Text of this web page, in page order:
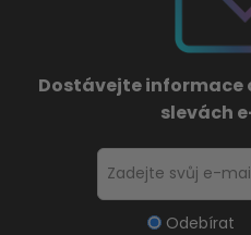
Dostávejte informace
slevách
Odebírat